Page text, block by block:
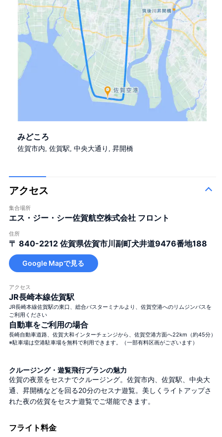
みどころ
佐賀市内, 佐賀駅, 中央大通り, 昇開橋
アクセス
集合場所
エス・ジー・シー佐賀航空株式会社 フロント
住所
〒 840-2212 佐賀県佐賀市川副町犬井道9476番地188
Google Mapで見る
アクセス
JR長崎本線佐賀駅
JR長崎本線佐賀駅の東口、総合バスターミナルより、佐賀空港へのリムジンバスを
ご利用ください
自動車をご利用の場合
長崎自動車道路、佐賀大和インターチェンジから、佐賀空港方面へ22km（約45分）
※駐車場は空港駐車場を無料で利用できます。（一部有料区画がございます）
クルージング・遊覧飛行プランの魅力
佐賀の夜景をセスナでクルージング。佐賀市内、佐賀駅、中央大
通、昇開橋などを回る20分のセスナ遊覧。美しくライトアップさ
れた夜の佐賀をセスナ遊覧でご堪能できます。
フライト料金